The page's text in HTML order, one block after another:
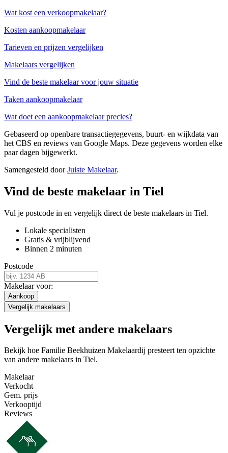
Wat kost een verkoopmakelaar?
Kosten aankoopmakelaar
Tarieven en prijzen vergelijken
Makelaars vergelijken
Vind de beste makelaar voor jouw situatie
Taken aankoopmakelaar
Wat doet een aankoopmakelaar precies?
Gebaseerd op openbare transactiegegevens, buurt- en wijkdata van
het CBS en reviews van Google Maps. Deze gegevens worden elke
paar dagen bijgewerkt.
Samengesteld doorJuiste Makelaar.
Vind de beste makelaar in Tiel
Vul je postcode in en vergelijk direct de beste makelaars in Tiel.
Lokale specialisten
Gratis & vrijblijvend
Binnen 2 minuten
Postcode
Makelaar voor:
Aankoop
Vergelijk makelaars
Vergelijk met andere makelaars
Bekijk hoe Familie Beekhuizen Makelaardij presteert ten opzichte
van andere makelaars in Tiel.
Makelaar
Verkocht
Gem. prijs
Verkooptijd
Reviews